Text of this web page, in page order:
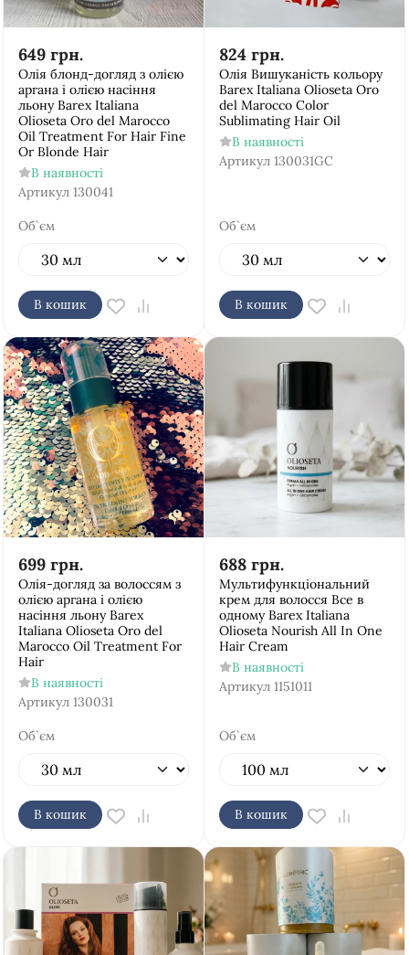
649 грн.
Олія блонд-догляд з олією
аргана і олією насіння
льону Barex Italiana
Olioseta Oro del Marocco
Oil Treatment For Hair Fine
Or Blonde Hair
В наявності
Артикул 130041
Об`єм
В кошик
824 грн.
Олія Вишуканість кольору
Barex Italiana Olioseta Oro
del Marocco Color
Sublimating Hair Oil
В наявності
Артикул 130031GC
Об`єм
В кошик
699 грн.
Олія-догляд за волоссям з
олією аргана і олією
насіння льону Barex
Italiana Olioseta Oro del
Marocco Oil Treatment For
Hair
В наявності
Артикул 130031
Об`єм
В кошик
688 грн.
Мультифункціональний
крем для волосся Все в
одному Barex Italiana
Olioseta Nourish All In One
Hair Cream
В наявності
Артикул 1151011
Об`єм
В кошик